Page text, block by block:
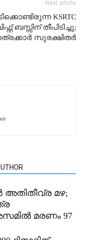
Next article
KSRTC
ബസ്സിന് തീപിടിച്ചു;
സുരക്ഷിതർ
അതിതീവ്ര മഴ;
മരണം 97